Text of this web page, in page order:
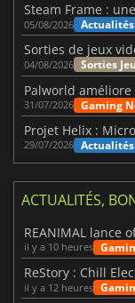
05/08/2026
04/08/2026 Sorties
Palworld
31/07/2026 Gaming
Projet Helix :
29/07/2026
ACTUALITÉS,
REANIMAL lance
il y a 10 heures
il y a 12 heures